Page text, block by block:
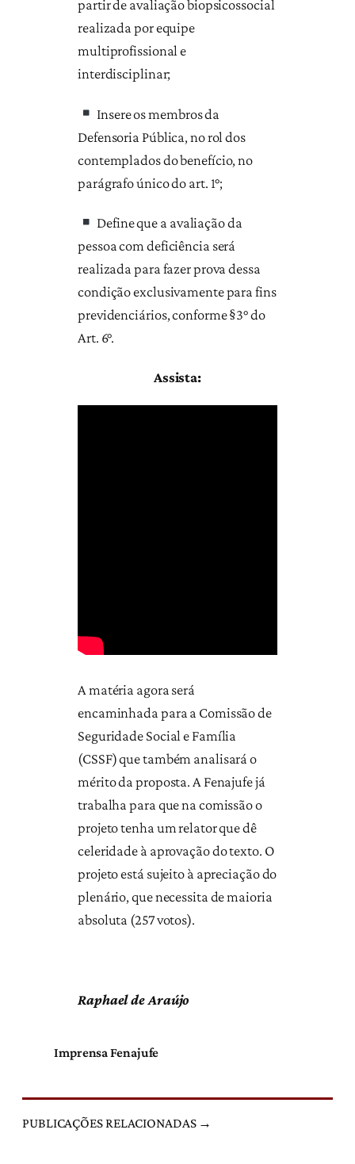
partir de avaliação biopsicossocial
realizada por equipe
multiprofissional e
interdisciplinar;
Insere os membros da
Defensoria Pública, no rol dos
contemplados do benefício, no
parágrafo único do art. 1°;
Define que a avaliação da
pessoa com deficiência será
realizada para fazer prova dessa
condição exclusivamente para fins
previdenciários, conforme §3° do
Art. 6°.
Assista:
A matéria agora será
encaminhada para a Comissão de
Seguridade Social e Família
(CSSF) que também analisará o
mérito da proposta. A Fenajufe já
trabalha para que na comissão o
projeto tenha um relator que dê
celeridade à aprovação do texto. O
projeto está sujeito à apreciação do
plenário, que necessita de maioria
absoluta (257 votos).
Raphael de Araújo
Imprensa Fenajufe
PUBLICAÇÕES RELACIONADAS →